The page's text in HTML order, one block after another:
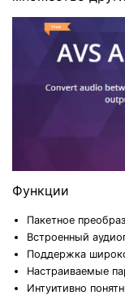
Функции
Пакетное
Встроенный
Поддержка
Настраиваемые
Интуитивно